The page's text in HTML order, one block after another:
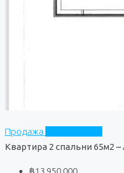
Продажа
Квартира 2 спальни 65м2